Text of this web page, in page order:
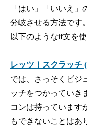
「はい」「いいえ
分岐させる方法です
以下のようなif文を
レッツ！スクラッチ
では、さっそくビジ
ッチをつかっていき
コンは持っています
もできないことは